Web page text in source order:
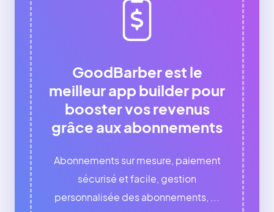
GoodBarber est le
meilleur app builder pour
booster vos revenus
grâce aux abonnements
Abonnements sur mesure, paiement
sécurisé et facile, gestion
personnalisée des abonnements, ...